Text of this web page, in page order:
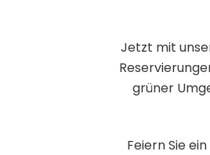
Jetzt mit
grüner
Feiern Sie